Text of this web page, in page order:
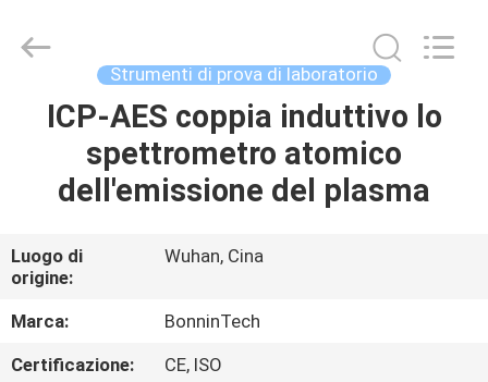
CASA
PRODOTTI
VIDEO
CIRCA
NOI
Ltd..
Developed
Strumenti di prova di laboratorio
ICP-AES coppia induttivo lo
spettrometro atomico
dell'emissione del plasma
Luogo di
origine:
Wuhan, Cina
Marca:
BonninTech
Certificazione:
CE, ISO